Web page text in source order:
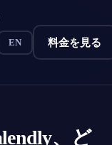
EN 料金を見る
、ど